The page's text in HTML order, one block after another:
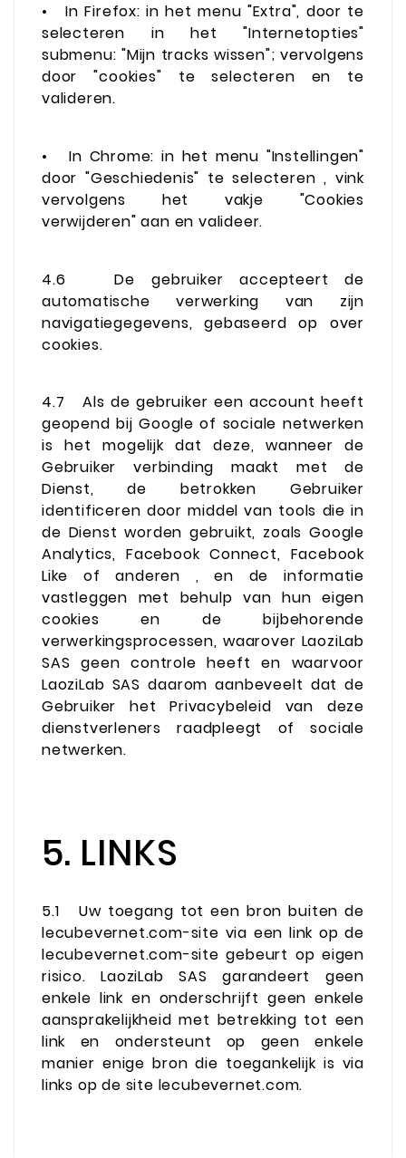
•
In Firefox: in het menu "Extra", door te
selecteren in het "Internetopties"
submenu: "Mijn tracks wissen"; vervolgens
door "cookies" te selecteren en te
valideren.
•
In Chrome: in het menu "Instellingen"
door "Geschiedenis" te selecteren , vink
vervolgens het vakje "Cookies
verwijderen" aan en valideer.
4.6
De gebruiker accepteert de
automatische verwerking van zijn
navigatiegegevens, gebaseerd op over
cookies.
4.7
Als de gebruiker een account heeft
geopend bij Google of sociale netwerken
is het mogelijk dat deze, wanneer de
Gebruiker verbinding maakt met de
Dienst, de betrokken Gebruiker
identificeren door middel van tools die in
de Dienst worden gebruikt, zoals Google
Analytics, Facebook Connect, Facebook
Like of anderen , en de informatie
vastleggen met behulp van hun eigen
cookies en de bijbehorende
verwerkingsprocessen, waarover LaoziLab
SAS geen controle heeft en waarvoor
LaoziLab SAS daarom aanbeveelt dat de
Gebruiker het Privacybeleid van deze
dienstverleners raadpleegt of sociale
netwerken.
5. LINKS
5.1
Uw toegang tot een bron buiten de
lecubevernet.com-site via een link op de
lecubevernet.com-site gebeurt op eigen
risico. LaoziLab SAS garandeert geen
enkele link en onderschrijft geen enkele
aansprakelijkheid met betrekking tot een
link en ondersteunt op geen enkele
manier enige bron die toegankelijk is via
links op de site lecubevernet.com.